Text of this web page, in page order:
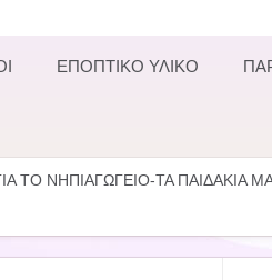
ΕΠΟΠΤΙΚΟ ΥΛΙΚΟ
ΤΟ ΝΗΠΙΑΓΩΓΕΙΟ-ΤΑ ΠΑΙΔΑΚΙΑ